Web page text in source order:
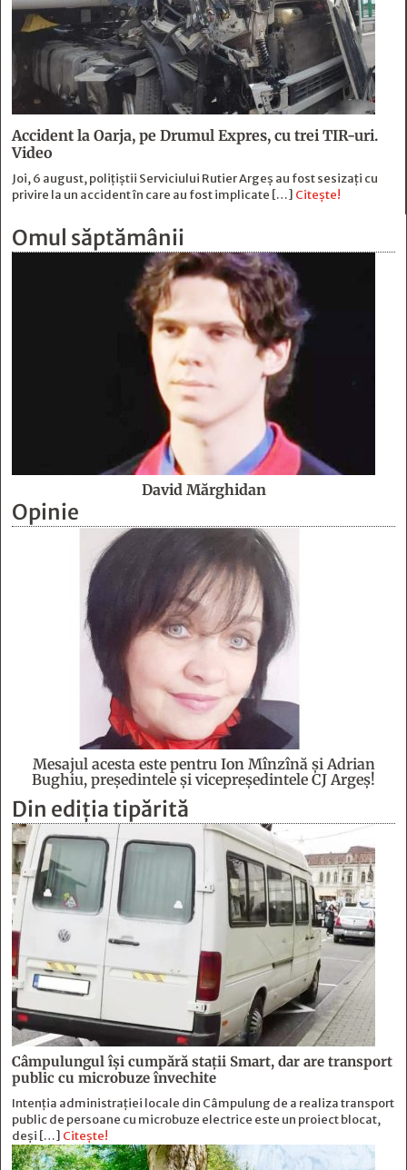
Accident la Oarja, pe Drumul Expres, cu trei TIR-uri.
Video
Joi, 6 august, polițiștii Serviciului Rutier Argeș au fost sesizați cu
privire la un accident în care au fost implicate […] Citește!
Omul săptămânii
David Mărghidan
Opinie
Mesajul acesta este pentru Ion Mînzînă şi Adrian
Bughiu, preşedintele şi vicepreşedintele CJ Argeş!
Din ediția tipărită
Câmpulungul îşi cumpără staţii Smart, dar are transport
public cu microbuze învechite
Intenția administrației locale din Câmpulung de a realiza transport
public de persoane cu microbuze electrice este un proiect blocat,
deși […] Citește!